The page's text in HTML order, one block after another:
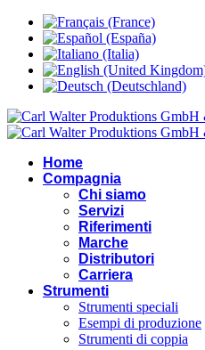
Home
Compagnia
Chi siamo
Servizi
Riferimenti
Marche
Distributori
Carriera
Strumenti
Strumenti speciali
Esempi di produzione
Strumenti di coppia